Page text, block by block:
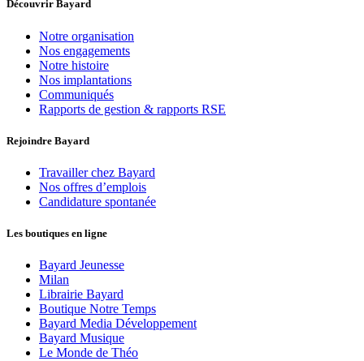
Découvrir Bayard
Notre organisation
Nos engagements
Notre histoire
Nos implantations
Communiqués
Rapports de gestion & rapports RSE
Rejoindre Bayard
Travailler chez Bayard
Nos offres d’emplois
Candidature spontanée
Les boutiques en ligne
Bayard Jeunesse
Milan
Librairie Bayard
Boutique Notre Temps
Bayard Media Développement
Bayard Musique
Le Monde de Théo